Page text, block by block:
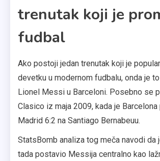
trenutak koji je
fudbal
Ako postoji jedan trenutak koji je
devetku u modernom fudbalu, onda je
Lionel Messi u Barceloni. Posebno se
Clasico iz maja 2009, kada je
Madrid 6:2 na Santiago Bernabeuu.
StatsBomb analiza tog meča navodi da
tada postavio Messija centralno kao